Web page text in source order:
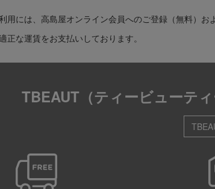
用には、高島屋オンライン会員へのご登録（無料）お
な運賃をお支払いしております。
TBEAUT（ティービューテ